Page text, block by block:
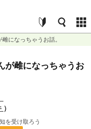
になっちゃうお話。
が雌になっちゃうお
）
を受け取ろう